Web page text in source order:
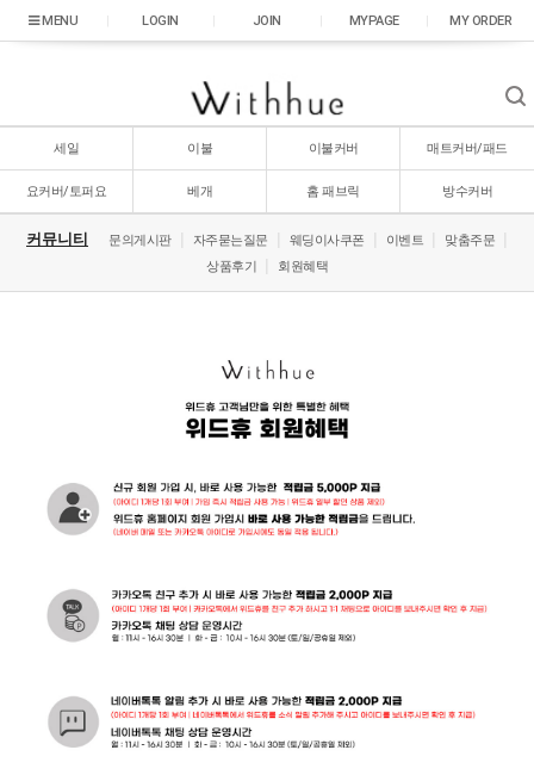
LOGIN JOIN MYPAGE MY ORDER
세일 이불 이불커버 매트커버/패드
요커버/토퍼요 베개 홈 패브릭 방수커버
커뮤니티 문의게시판 자주묻는질문 웨딩이사쿠폰 이벤트 맞춤주문
상품후기 회원혜택